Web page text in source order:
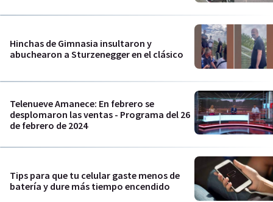
Hinchas de Gimnasia insultaron y
abuchearon a Sturzenegger en el clásico
Telenueve Amanece: En febrero se
desplomaron las ventas - Programa del 26
de febrero de 2024
Tips para que tu celular gaste menos de
batería y dure más tiempo encendido